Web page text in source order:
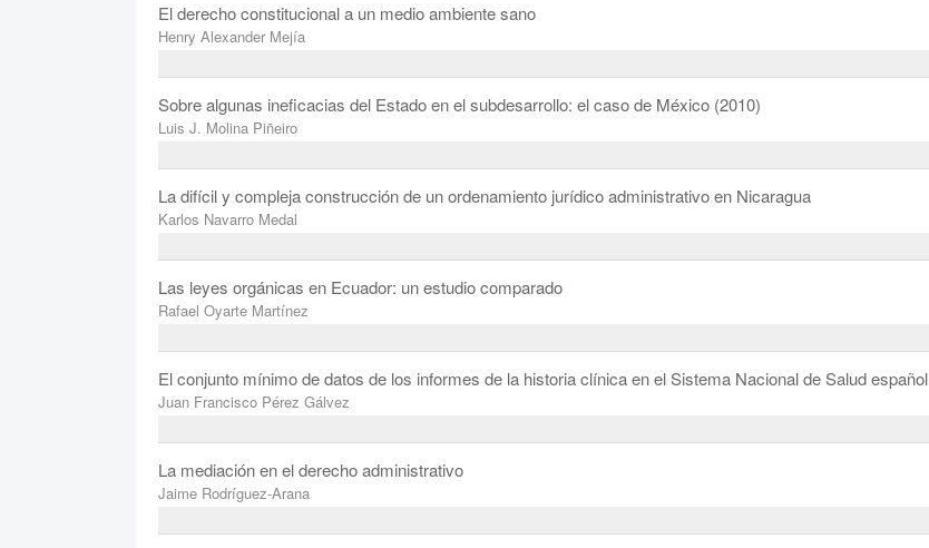
El derecho constitucional a un medio ambiente sano
Henry Alexander Mejía
Sobre algunas ineficacias del Estado en el subdesarrollo: el caso de México (2010)
Luis J. Molina Piñeiro
La difícil y compleja construcción de un ordenamiento jurídico administrativo en Nicaragua
Karlos Navarro Medal
Las leyes orgánicas en Ecuador: un estudio comparado
Rafael Oyarte Martínez
El conjunto mínimo de datos de los informes de la historia clínica en el Sistema Nacional de Salud español
Juan Francisco Pérez Gálvez
La mediación en el derecho administrativo
Jaime Rodríguez-Arana